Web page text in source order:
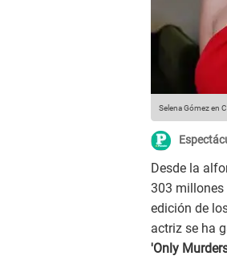
Selena Gómez en
Desde la
303 millones
edición de
actriz se ha
'Only